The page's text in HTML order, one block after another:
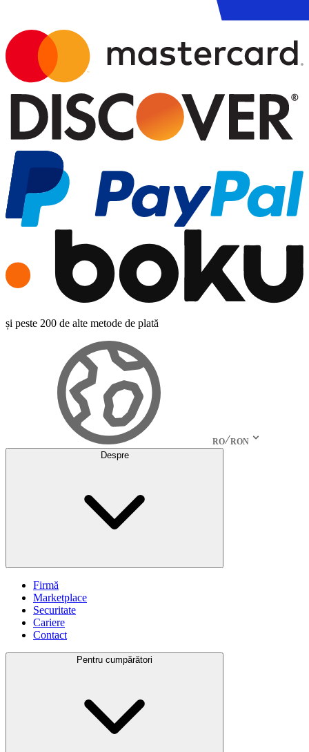
și peste 200 de alte metode de plată
RO RON
Despre
Firmă
Marketplace
Securitate
Cariere
Contact
Pentru cumpărători